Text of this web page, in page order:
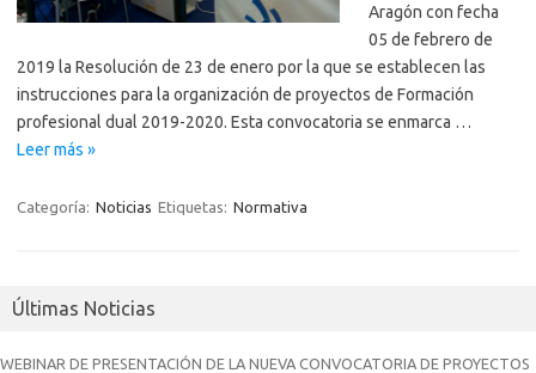
Aragón con fecha
05 de febrero de
2019 la Resolución de 23 de enero por la que se establecen las
instrucciones para la organización de proyectos de Formación
profesional dual 2019-2020. Esta convocatoria se enmarca …
Leer más »
Categoría: Noticias Etiquetas: Normativa
Últimas Noticias
WEBINAR DE PRESENTACIÓN DE LA NUEVA CONVOCATORIA DE PROYECTOS